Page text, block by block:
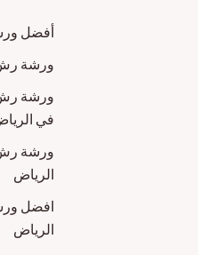
أفضل
ورشة رش
ورشة رش
في
ورشة رش
الرياض
افضل
الرياض